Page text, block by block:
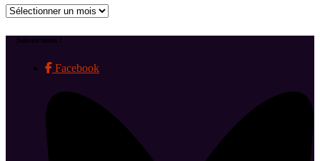
Archives
Suivez-nous !
Facebook